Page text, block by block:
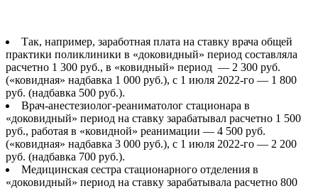
Так, например, заработная плата на ставку врача общей
практики поликлиники в «доковидный» период составляла
расчетно 1 300 руб., в «ковидный» период — 2 300 руб.
(«ковидная» надбавка 1 000 руб.), с 1 июля 2022-го — 1 800
руб. (надбавка 500 руб.).
Врач-анестезиолог-реаниматолог стационара в
«доковидный» период на ставку зарабатывал расчетно 1 500
руб., работая в «ковидной» реанимации — 4 500 руб.
(«ковидная» надбавка 3 000 руб.), с 1 июля 2022-го — 2 200
руб. (надбавка 700 руб.).
Медицинская сестра стационарного отделения в
«доковидный» период на ставку зарабатывала расчетно 800